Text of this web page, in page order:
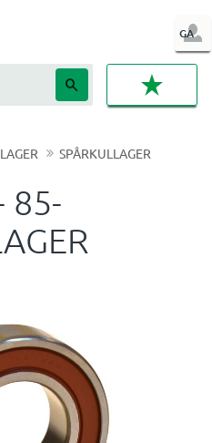
GA
IN
LAGER SPÅRKULLAGER
85-